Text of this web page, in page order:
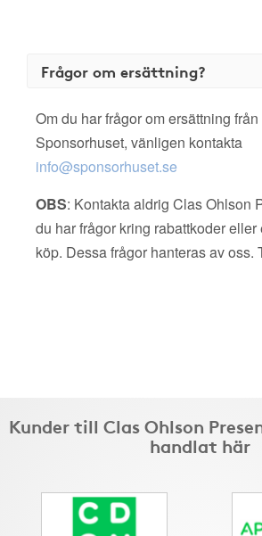
Frågor om ersättning?
Om du har frågor om ersättning
Sponsorhuset, vänligen kontakta
info@sponsorhuset.se
OBS: Kontakta aldrig Clas Ohlson
du har frågor kring rabattkoder eller
köp. Dessa frågor hanteras av oss.
Kunder till Clas Ohlson
handlat här